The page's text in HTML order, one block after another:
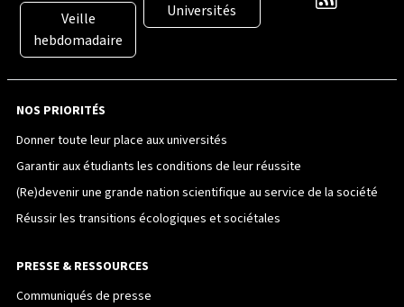
Veille
hebdomadaire
Universités
NOS PRIORITÉS
Donner toute leur place aux universités
Garantir aux étudiants les conditions de leur réussite
(Re)devenir une grande nation scientifique au service de la société
Réussir les transitions écologiques et sociétales
PRESSE & RESSOURCES
Communiqués de presse